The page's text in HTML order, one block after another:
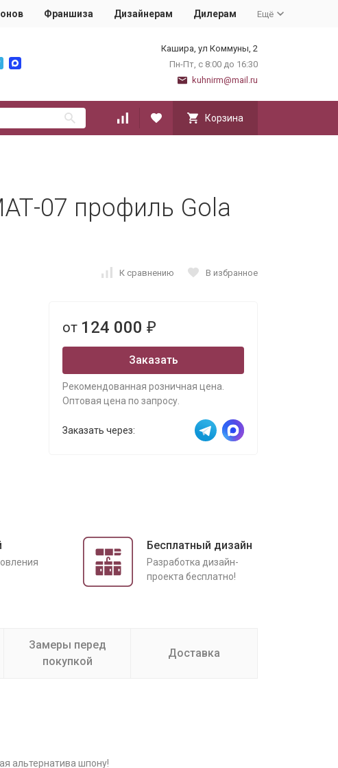
Франшиза Дизайнерам Дилерам Ещё
Кашира, ул Коммуны, 2
Пн-Пт, с 8:00 до 16:30
kuhnirm@mail.ru
Корзина
07 профиль Gola
К сравнению В избранное
от 124 000 ₽
Заказать
Рекомендованная розничная цена.
Оптовая цена по запросу.
Заказать через:
Бесплатный дизайн
Разработка дизайн-
проекта бесплатно!
Замеры перед
покупкой
Доставка
альтернатива шпону!